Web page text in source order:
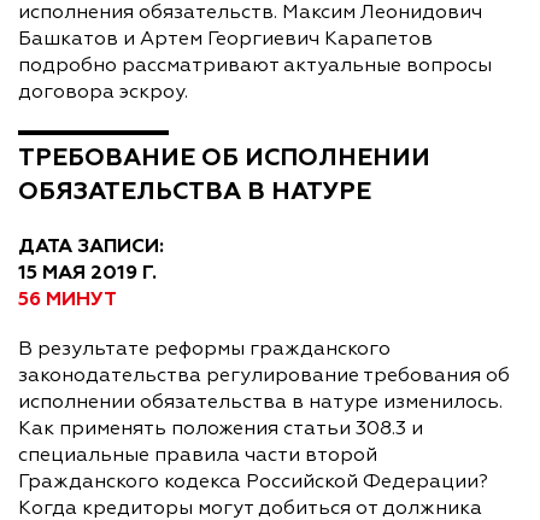
исполнения обязательств. Максим Леонидович
Башкатов и Артем Георгиевич Карапетов
подробно рассматривают актуальные вопросы
договора эскроу.
ТРЕБОВАНИЕ ОБ ИСПОЛНЕНИИ
ОБЯЗАТЕЛЬСТВА В НАТУРЕ
ДАТА ЗАПИСИ:
15 МАЯ 2019 Г.
56 МИНУТ
В результате реформы гражданского
законодательства регулирование требования об
исполнении обязательства в натуре изменилось.
Как применять положения статьи 308.3 и
специальные правила части второй
Гражданского кодекса Российской Федерации?
Когда кредиторы могут добиться от должника